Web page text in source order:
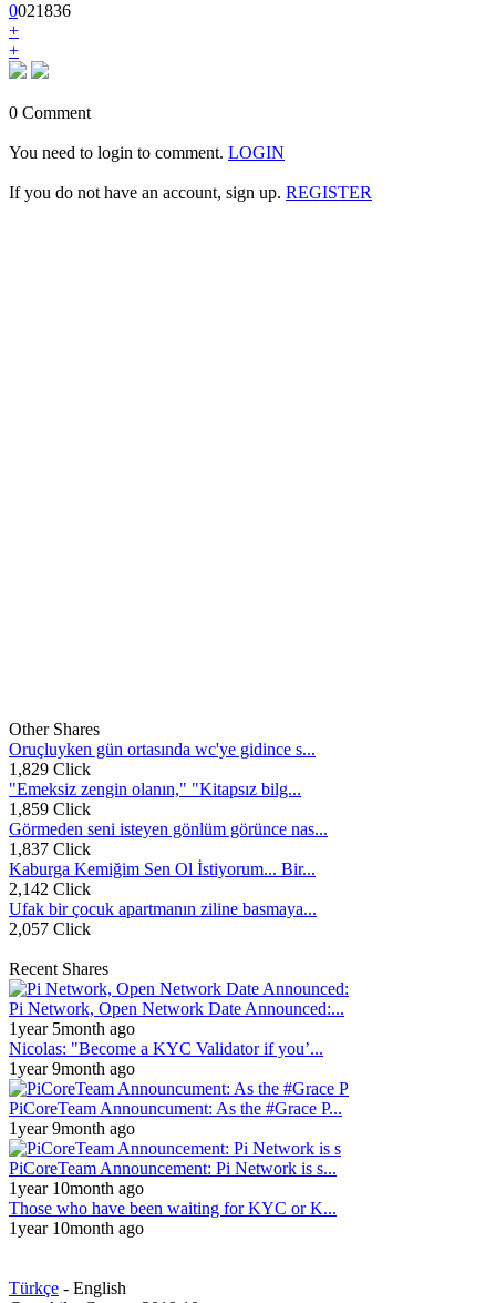
0021836
+
+
0 Comment
You need to login to comment. LOGIN
If you do not have an account, sign up. REGISTER
Other Shares
Oruçluyken gün ortasında wc'ye gidince s...
1,829 Click
"Emeksiz zengin olanın," "Kitapsız bilg...
1,859 Click
Görmeden seni isteyen gönlüm görünce nas...
1,837 Click
Kaburga Kemiğim Sen Ol İstiyorum... Bir...
2,142 Click
Ufak bir çocuk apartmanın ziline basmaya...
2,057 Click
Recent Shares
Pi Network, Open Network Date Announced:...
1year 5month ago
Nicolas: "Become a KYC Validator if you’...
1year 9month ago
PiCoreTeam Announcument: As the #Grace P...
1year 9month ago
PiCoreTeam Announcement: Pi Network is s...
1year 10month ago
Those who have been waiting for KYC or K...
1year 10month ago
Türkçe - English